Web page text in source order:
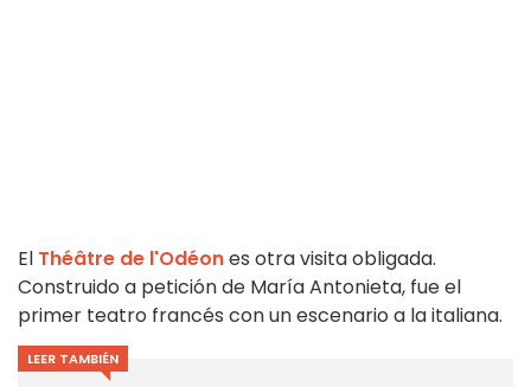
El Théâtre de l'Odéones otra visita obligada.
Construido a petición de María Antonieta, fue el
primer teatro francés con un escenario a la italiana.
LEER TAMBIÉN